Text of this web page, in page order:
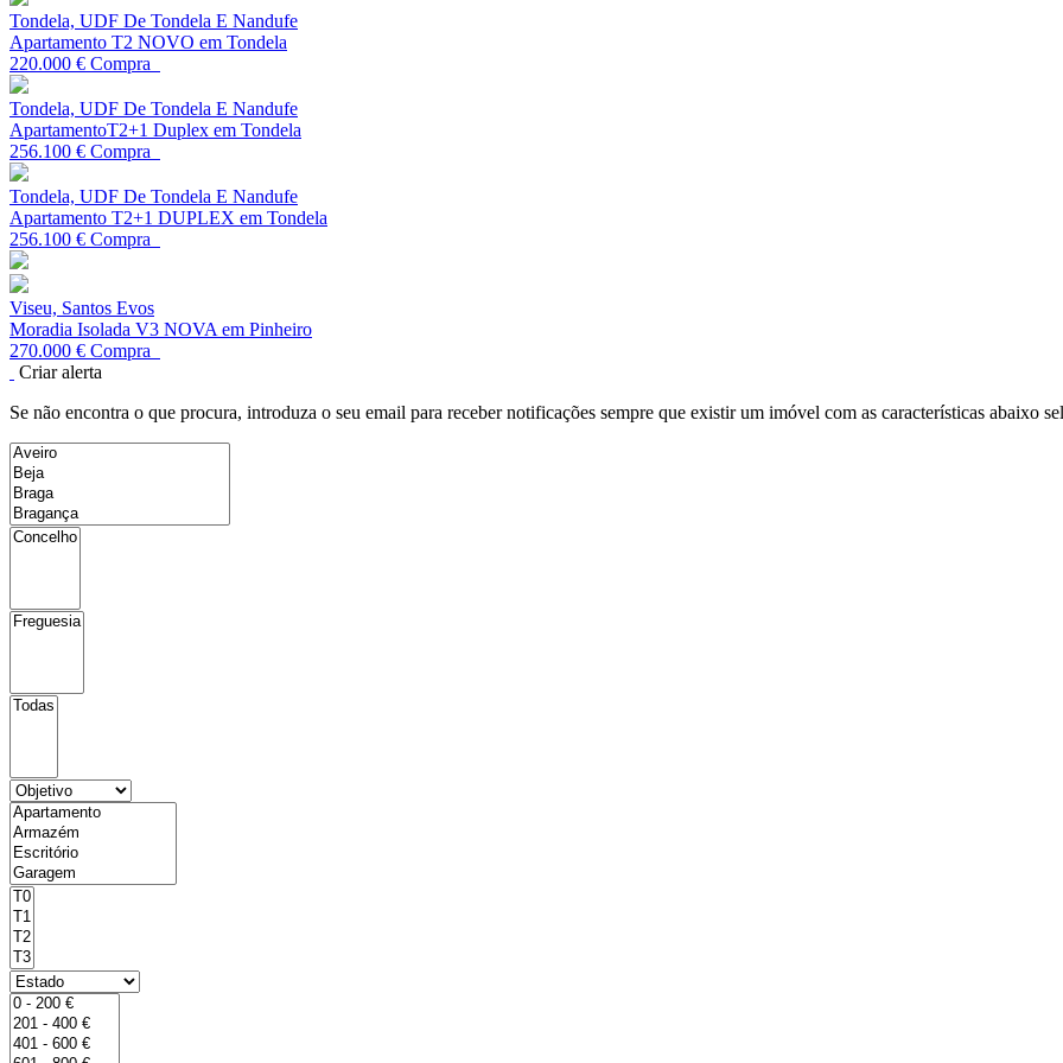
Tondela, UDF De Tondela E Nandufe
Apartamento T2 NOVO em Tondela
220.000 € Compra
Tondela, UDF De Tondela E Nandufe
ApartamentoT2+1 Duplex em Tondela
256.100 € Compra
Tondela, UDF De Tondela E Nandufe
Apartamento T2+1 DUPLEX em Tondela
256.100 € Compra
Viseu, Santos Evos
Moradia Isolada V3 NOVA em Pinheiro
270.000 € Compra
Criar alerta
Se não encontra o que procura, introduza o seu email para receber notificações sempre que existir um imóvel com as características abaixo